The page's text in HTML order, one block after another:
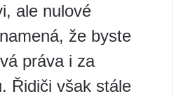
ale nulové
že byste
práva i za
Řidiči však stále